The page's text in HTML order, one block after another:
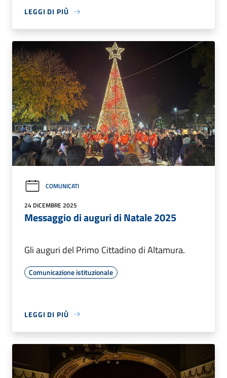
LEGGI DI PIÙ
COMUNICATI
24 DICEMBRE 2025
Messaggio di auguri di Natale 2025
Gli auguri del Primo Cittadino di Altamura.
Comunicazione istituzionale
LEGGI DI PIÙ